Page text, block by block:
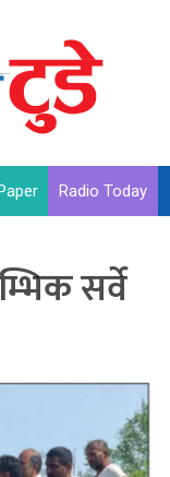
Radio Today
सर्वे